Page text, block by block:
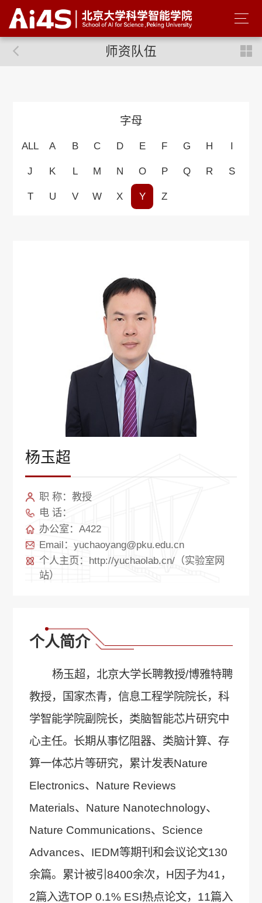
师资队伍
字母
ALL A B C D E F G H I
J K L M N O P Q R S
T U V W X Y Z
杨玉超
职 称：教授
电 话：
办公室：A422
Email：yuchaoyang@pku.edu.cn
个人主页：http://yuchaolab.cn/（实验室网
站）
个人简介
杨玉超，北京大学长聘教授/博雅特聘
教授，国家杰青，信息工程学院院长，科
学智能学院副院长，类脑智能芯片研究中
心主任。长期从事忆阻器、类脑计算、存
算一体芯片等研究，累计发表Nature
Electronics、Nature Reviews
Materials、Nature Nanotechnology、
Nature Communications、Science
Advances、IEDM等期刊和会议论文130
余篇。累计被引8400余次，H因子为41，
2篇入选TOP 0.1% ESI热点论文，11篇入